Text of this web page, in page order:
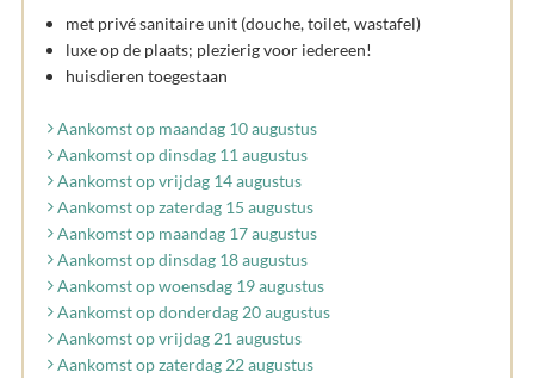
met privé sanitaire unit (douche, toilet, wastafel)
luxe op de plaats; plezierig voor iedereen!
huisdieren toegestaan
Aankomst op maandag 10 augustus
Aankomst op dinsdag 11 augustus
Aankomst op vrijdag 14 augustus
Aankomst op zaterdag 15 augustus
Aankomst op maandag 17 augustus
Aankomst op dinsdag 18 augustus
Aankomst op woensdag 19 augustus
Aankomst op donderdag 20 augustus
Aankomst op vrijdag 21 augustus
Aankomst op zaterdag 22 augustus